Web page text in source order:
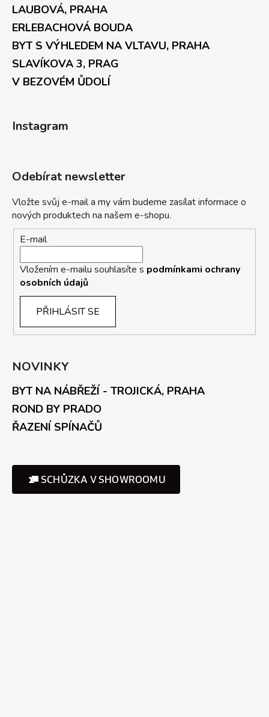
LAUBOVÁ, PRAHA
ERLEBACHOVÁ BOUDA
BYT S VÝHLEDEM NA VLTAVU, PRAHA
SLAVÍKOVA 3, PRAG
V BEZOVÉM ŮDOLÍ
Instagram
Odebírat newsletter
Vložte svůj e-mail a my vám budeme zasílat informace o
nových produktech na našem e-shopu.
E-mail
Vložením e-mailu souhlasíte s podmínkami ochrany
osobních údajů
PŘIHLÁSIT SE
NOVINKY
BYT NA NÁBŘEŽÍ - TROJICKÁ, PRAHA
ROND BY PRADO
ŘAZENÍ SPÍNAČŮ
SCHŮZKA V SHOWROOMU